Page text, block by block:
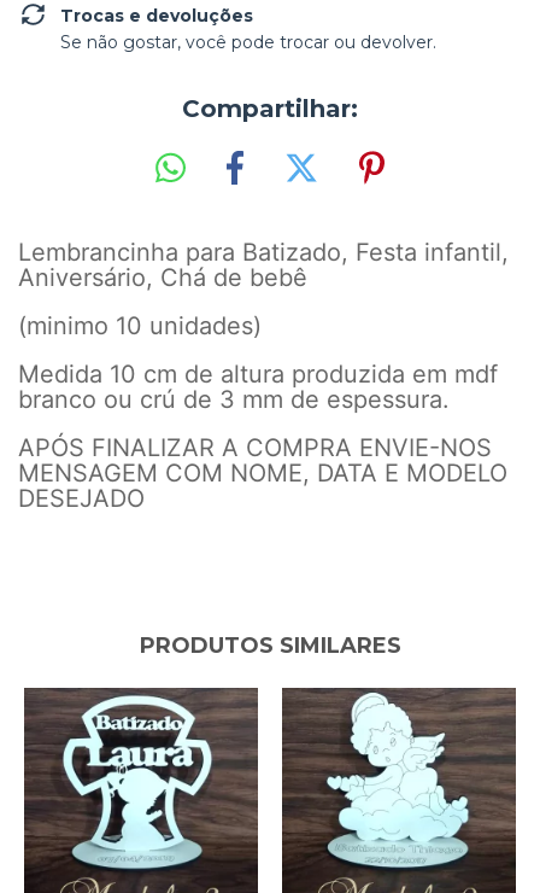
Trocas e devoluções
Se não gostar, você pode trocar ou devolver.
Compartilhar:
Lembrancinha para Batizado, Festa infantil,
Aniversário, Chá de bebê
(minimo 10 unidades)
Medida 10 cm de altura produzida em mdf
branco ou crú de 3 mm de espessura.
APÓS FINALIZAR A COMPRA ENVIE-NOS
MENSAGEM COM NOME, DATA E MODELO
DESEJADO
PRODUTOS SIMILARES